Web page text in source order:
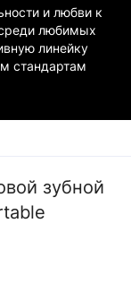
и любви к
любимых
линейку
стандартам
зубной